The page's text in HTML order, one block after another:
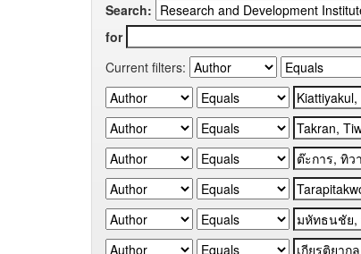
Search:
for
Current filters: